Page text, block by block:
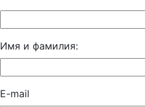
Имя и фамилия:
E-mail